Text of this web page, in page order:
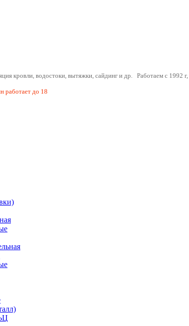
кровли, водостоки, вытяжки, сайдинг и др. Работаем с 1992 г,
работает до 18